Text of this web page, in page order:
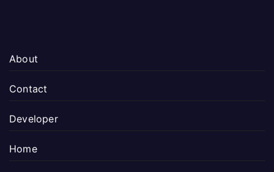
About
Contact
Developer
Home